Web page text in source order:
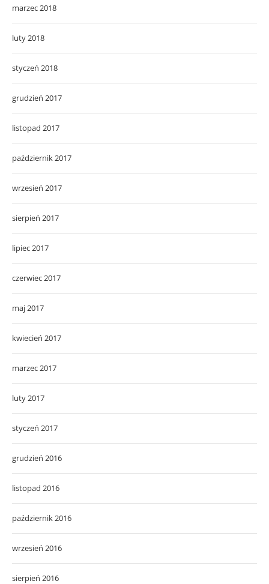
marzec 2018
luty 2018
styczeń 2018
grudzień 2017
listopad 2017
październik 2017
wrzesień 2017
sierpień 2017
lipiec 2017
czerwiec 2017
maj 2017
kwiecień 2017
marzec 2017
luty 2017
styczeń 2017
grudzień 2016
listopad 2016
październik 2016
wrzesień 2016
sierpień 2016